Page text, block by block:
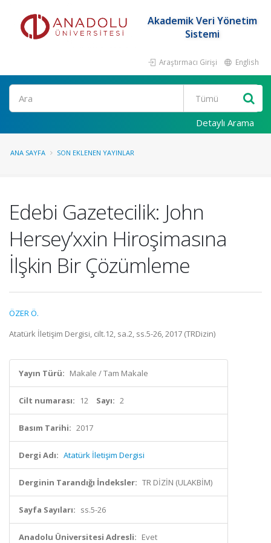
Akademik Veri Yönetim
Sistemi
Araştırmacı Girişi English
Ara
Detaylı Arama
ANA SAYFA SON EKLENEN YAYINLAR
Edebi Gazetecilik: John
Hersey’xxin Hiroşimasına
İlşkin Bir Çözümleme
ÖZER Ö.
Atatürk İletişim Dergisi, cilt.12, sa.2, ss.5-26, 2017 (TRDizin)
Yayın Türü: Makale / Tam Makale
Cilt numarası: 12 Sayı: 2
Basım Tarihi: 2017
Dergi Adı: Atatürk İletişim Dergisi
Derginin Tarandığı İndeksler: TR DİZİN (ULAKBİM)
Sayfa Sayıları: ss.5-26
Anadolu Üniversitesi Adresli: Evet